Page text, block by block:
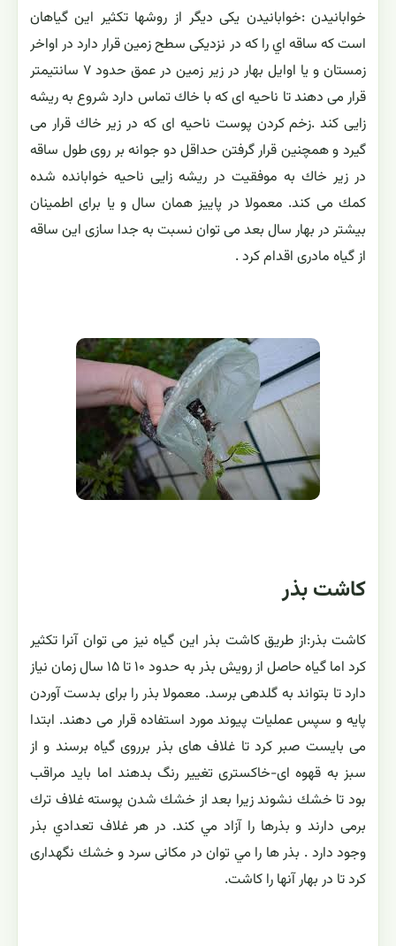
خوابانيدن :خوابانیدن يكی ديگر از روشها تكثير اين گياهان
است كه ساقه اي را كه در نزديكی سطح زمين قرار دارد در اواخر
زمستان و يا اوايل بهار در زير زمين در عمق حدود ۷ سانتيمتر
قرار می دهند تا ناحيه ای كه با خاك تماس دارد شروع به ريشه
زایی كند .زخم كردن پوست ناحيه ای كه در زير خاك قرار می
گيرد و همچنين قرار گرفتن حداقل دو جوانه بر روی طول ساقه
در زير خاك به موفقيت در ريشه زایی ناحيه خوابانده شده
كمك می كند. معمولا در پاييز همان سال و يا برای اطمينان
بيشتر در بهار سال بعد می توان نسبت به جدا سازی اين ساقه
از گياه مادری اقدام كرد .
كاشت بذر
كاشت بذر:از طریق کاشت بذر اين گياه نيز می توان آنرا تكثير
كرد اما گياه حاصل از رويش بذر به حدود ۱۰ تا ۱۵ سال زمان نياز
دارد تا بتواند به گلدهی برسد. معمولا بذر را برای بدست آوردن
پايه و سپس عمليات پيوند مورد استفاده قرار می دهند. ابتدا
می بايست صبر كرد تا غلاف های بذر برروی گياه برسند و از
سبز به قهوه ای-خاكستری تغيير رنگ بدهند اما بايد مراقب
بود تا خشك نشوند زيرا بعد از خشك شدن پوسته غلاف ترك
برمی دارند و بذرها را آزاد مي كند. در هر غلاف تعدادي بذر
وجود دارد . بذر ها را مي توان در مكانی سرد و خشك نگهداری
كرد تا در بهار آنها را كاشت.